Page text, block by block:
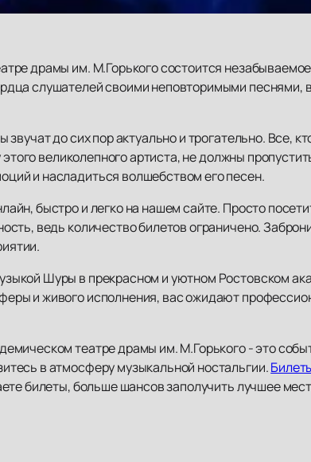
драмы им. М.Горького состоится
слушателей своими неповторимыми песнями,
до сих пор актуально и трогательно. Все,
этого великолепного артиста, не должны
и насладиться волшебством его песен.
быстро и легко на нашем сайте. Просто
ведь количество билетов ограничено.
Шуры в прекрасном и уютном Ростовском
и живого исполнения, вас ожидают
театре драмы им. М.Горького - это
в атмосферу музыкальной ностальгии.
билеты, больше шансов заполучить лучшее